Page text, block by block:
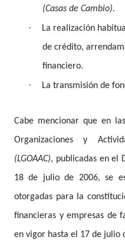
(Casas de Cambio).
·
La realización
de crédito,
financiero.
· La transmisión de
Cabe mencionar que en
Organizaciones y
(LGOAAC), publicadas en el
18 de julio de 2006, se
otorgadas para la
financieras y empresas de
en vigor hasta el 17 de julio